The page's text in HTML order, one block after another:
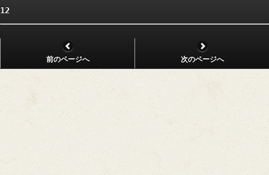
12
前のページへ 次のページへ